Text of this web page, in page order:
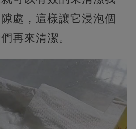
處，這樣讓它浸泡個
再來清潔。